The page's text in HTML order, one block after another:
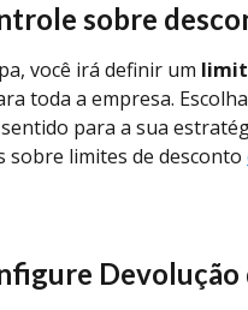
sobre
você irá definir um
toda a empresa.
para a sua
sobre limites de desconto
Devolução